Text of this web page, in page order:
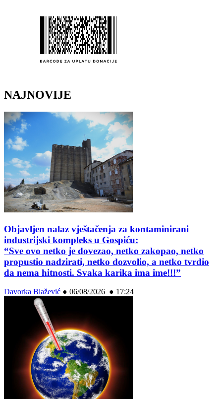
NAJNOVIJE
Objavljen nalaz vještačenja za kontaminirani
industrijski kompleks u Gospiću:
“Sve ovo netko je dovezao, netko zakopao, netko
propustio nadzirati, netko dozvolio, a netko tvrdio
da nema hitnosti. Svaka karika ima ime!!!”
Davorka Blažević ● 06/08/2026 ● 17:24